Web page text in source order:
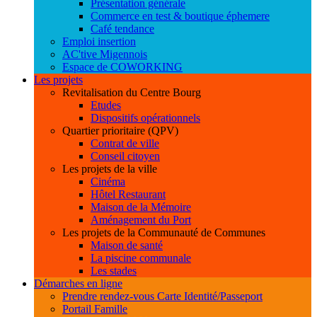
Présentation générale
Commerce en test & boutique éphemere
Café tendance
Emploi insertion
AC'tive Migennois
Espace de COWORKING
Les projets
Revitalisation du Centre Bourg
Etudes
Dispositifs opérationnels
Quartier prioritaire (QPV)
Contrat de ville
Conseil citoyen
Les projets de la ville
Cinéma
Hôtel Restaurant
Maison de la Mémoire
Aménagement du Port
Les projets de la Communauté de Communes
Maison de santé
La piscine communale
Les stades
Démarches en ligne
Prendre rendez-vous Carte Identité/Passeport
Portail Famille